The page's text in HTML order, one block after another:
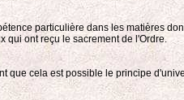
particulière dans les matières
qui ont reçu le sacrement de l'Ordre.
que cela est possible le principe